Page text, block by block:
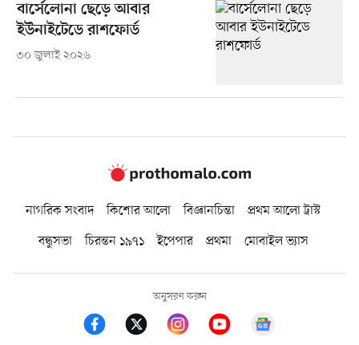
বার্সেলোনা ছেড়ে আবার
ইউনাইটেডে রাশফোর্ড
৩০ জুলাই ২০২৬
নাগরিক সংবাদ কিশোর আলো বিজ্ঞানচিন্তা
প্রথম আলো ট্রাস্ট
বন্ধুসভা
চিরন্তন ১৯৭১ ইপেপার প্রথমা মোবাইল ভ্যাস
অনুসরণ করুন